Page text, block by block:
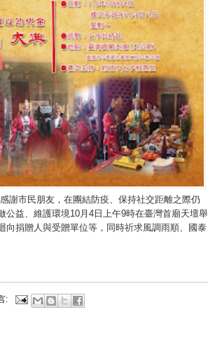
謝市民朋友，在團結防疫、保持社交距離之際仍
公益、維護環境10月4日上午9時在臺灣首廟天壇舉
向捐贈人與受贈單位等，同時祈求風調雨順、國泰
: